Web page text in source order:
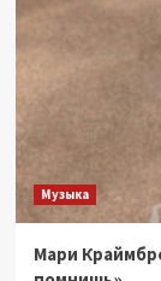
Музыка
Мари